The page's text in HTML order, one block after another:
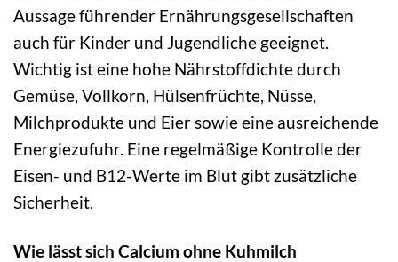
Aussage führender Ernährungsgesellschaften
auch für Kinder und Jugendliche geeignet.
Wichtig ist eine hohe Nährstoffdichte durch
Gemüse, Vollkorn, Hülsenfrüchte, Nüsse,
Milchprodukte und Eier sowie eine ausreichende
Energiezufuhr. Eine regelmäßige Kontrolle der
Eisen- und B12-Werte im Blut gibt zusätzliche
Sicherheit.
Wie lässt sich Calcium ohne Kuhmilch